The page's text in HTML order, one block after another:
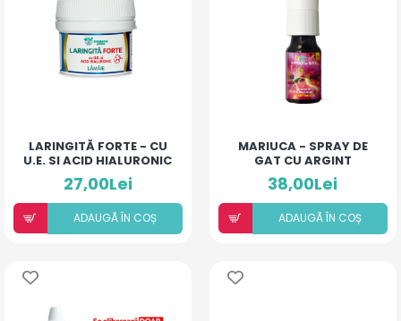
LARINGITĂ FORTE - CU
U.E. SI ACID HIALURONIC
(LĂMÂIE)
27,00Lei
ADAUGÃ ÎN COȘ
MARIUCA - SPRAY DE
GAT CU ARGINT
COLOIDAL SI
ANTIBIOTIC - COMPLEX
- 10 ML
38,00Lei
ADAUGÃ ÎN COȘ